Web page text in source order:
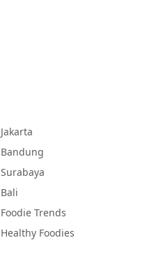
Jakarta
Bandung
Surabaya
Bali
Foodie Trends
Healthy Foodies